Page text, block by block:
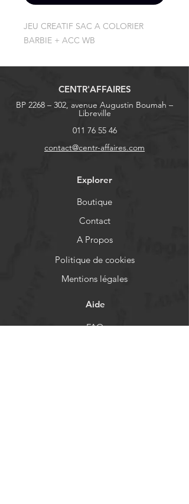
JEU CREATIF SAC A COLORIER
BARBIE + ACC WB
CENTR'AFFAIRES
BP 2268 – 302, avenue Augustin Boumah –
Libreville
011 76 55 46
contact@centr-affaires.com
Explorer
Boutique
Contact
A Propos
Politique de cookies
Mentions légales
Aide
FAQ